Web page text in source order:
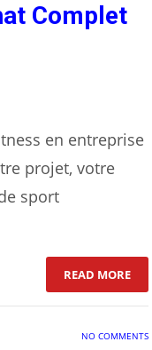
Complet
en entreprise
projet, votre
sport
READ MORE:
NO COMMENTS